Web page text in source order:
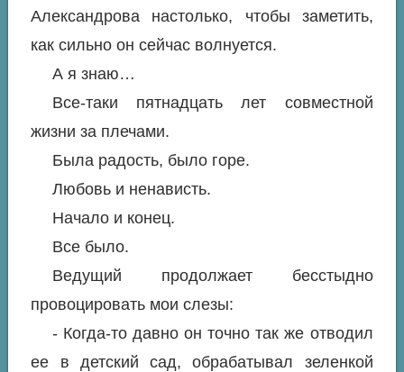
Александрова настолько, чтобы заметить,
как сильно он сейчас волнуется.
А я знаю…
Все-таки пятнадцать лет совместной
жизни за плечами.
Была радость, было горе.
Любовь и ненависть.
Начало и конец.
Все было.
Ведущий продолжает бесстыдно
провоцировать мои слезы:
- Когда-то давно он точно так же отводил
ее в детский сад, обрабатывал зеленкой